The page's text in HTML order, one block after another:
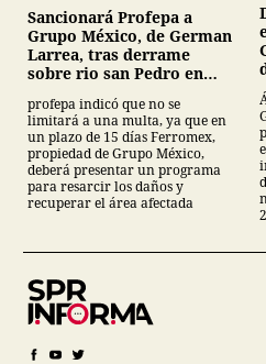
Sancionará Profepa a
Grupo México, de German
Larrea, tras derrame
sobre rio san Pedro en
profepa indicó que no se
limitará a una multa, ya que en
un plazo de 15 días Ferromex,
propiedad de Grupo México,
deberá presentar un programa
para resarcir los daños y
recuperar el área afectada